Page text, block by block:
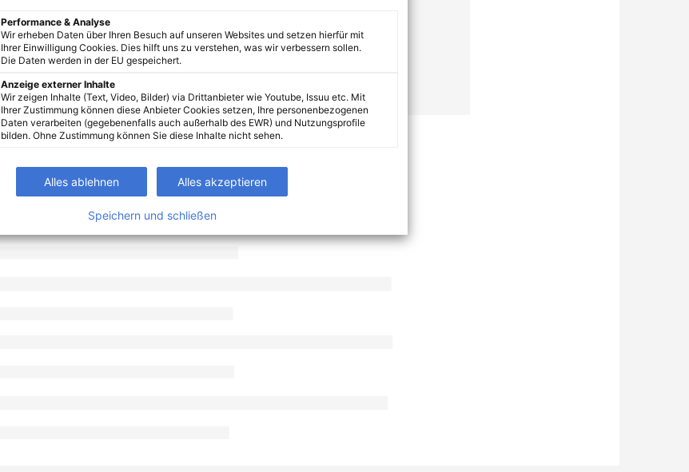
Performance & Analyse
Wir erheben Daten über Ihren Besuch auf unseren Websites und setzen hierfür mit
Ihrer Einwilligung Cookies. Dies hilft uns zu verstehen, was wir verbessern sollen.
Die Daten werden in der EU gespeichert.
Anzeige externer Inhalte
Wir zeigen Inhalte (Text, Video, Bilder) via Drittanbieter wie Youtube, Issuu etc. Mit
Ihrer Zustimmung können diese Anbieter Cookies setzen, Ihre personenbezogenen
Daten verarbeiten (gegebenenfalls auch außerhalb des EWR) und Nutzungsprofile
bilden. Ohne Zustimmung können Sie diese Inhalte nicht sehen.
Alles ablehnen Alles akzeptieren
Speichern und schließen